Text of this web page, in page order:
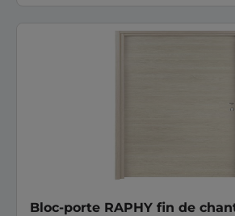
Bloc-porte RAPHY fin de